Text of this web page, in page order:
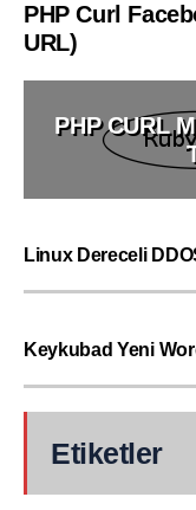
PHP Curl
URL)
PHP CURL
Linux Dereceli
Keykubad Yeni
Etiketler